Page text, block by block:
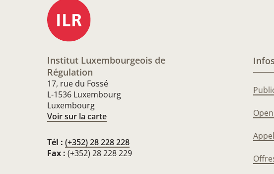
Institut Luxembourgeois de
Régulation
17, rue du Fossé
L-1536 Luxembourg
Luxembourg
Voir sur la carte
Tél : (+352) 28 228 228
Fax : (+352) 28 228 229